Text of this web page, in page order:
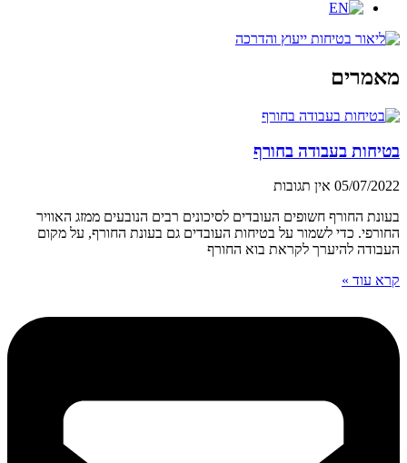
מאמרים
בטיחות בעבודה בחורף
05/07/2022 אין תגובות
בעונת החורף חשופים העובדים לסיכונים רבים הנובעים ממזג האוויר
החורפי. כדי לשמור על בטיחות העובדים גם בעונת החורף, על מקום
העבודה להיערך לקראת בוא החורף
קרא עוד »